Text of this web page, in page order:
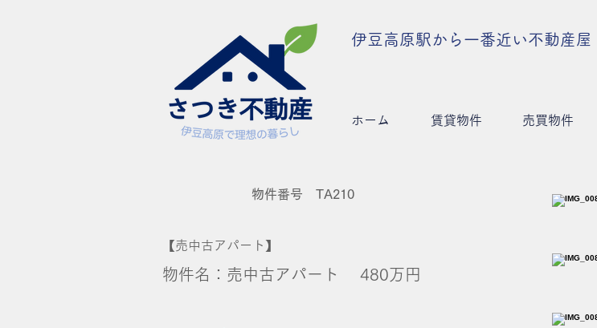
伊豆高原駅から一番近い不動産屋
ホーム 賃貸物件 売買物件
物件番号 TA210
【売中古アパート】
物件名：売中古アパート 480 万円